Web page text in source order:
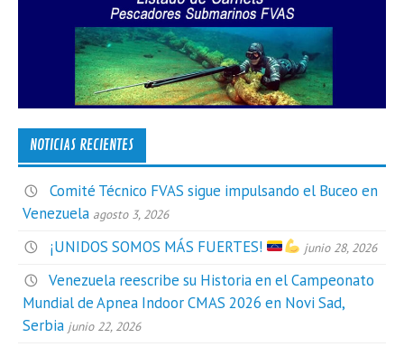
NOTICIAS RECIENTES
Comité Técnico FVAS sigue impulsando el Buceo en
Venezuela agosto 3, 2026
¡UNIDOS SOMOS MÁS FUERTES! junio 28, 2026
Venezuela reescribe su Historia en el Campeonato
Mundial de Apnea Indoor CMAS 2026 en Novi Sad,
Serbia junio 22, 2026